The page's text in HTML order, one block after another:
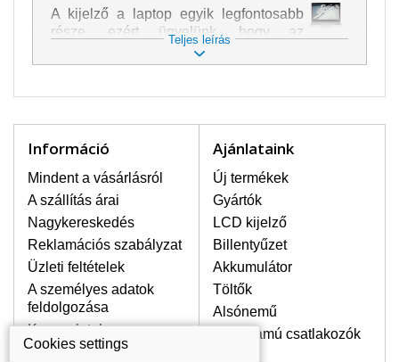
A kijelző a laptop egyik legfontosabb
része, ezért ügyelünk, hogy az
pótalkatrész a legjobb minőségű
legyen. A kép és szöveg különféle
laptoppal legnagyobb óvatossággal
bekövetkezett sérülések közé a
mechanikai sérüléseket lehet besorolni,
mint pl. széttört vagy megrepedt kijelző.
Továbbá még a függőleges csíkozást,
kijelző sötétségét, villogását vagy
egyenetlen fényességét.
LEGMAGASABB MINŐSÉGŰ
LCD KIJELZŐ!
A raktáron csakis eredeti
Teljes leírás
Információ
Mindent a vásárlásról
A szállítás árai
Nagykereskedés
Reklamációs szabályzat
Üzleti feltételek
A személyes adatok
feldolgozása
Kapcsolatok
Ajánlataink
Új termékek
Gyártók
LCD kijelző
Billentyűzet
Akkumulátor
Töltők
Alsónemű
Erősáramú csatlakozók
Cookies settings